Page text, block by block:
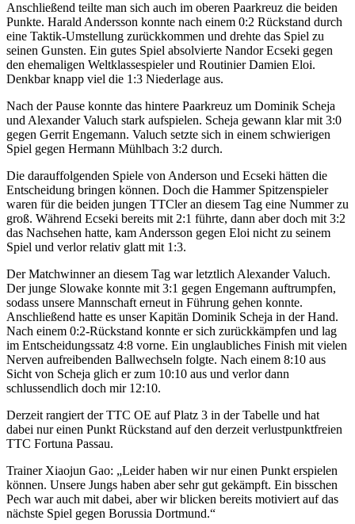
Anschließend teilte man sich auch im oberen Paarkreuz die beiden
Punkte. Harald Andersson konnte nach einem 0:2 Rückstand durch
eine Taktik-Umstellung zurückkommen und drehte das Spiel zu
seinen Gunsten. Ein gutes Spiel absolvierte Nandor Ecseki gegen
den ehemaligen Weltklassespieler und Routinier Damien Eloi.
Denkbar knapp viel die 1:3 Niederlage aus.
Nach der Pause konnte das hintere Paarkreuz um Dominik Scheja
und Alexander Valuch stark aufspielen. Scheja gewann klar mit 3:0
gegen Gerrit Engemann. Valuch setzte sich in einem schwierigen
Spiel gegen Hermann Mühlbach 3:2 durch.
Die darauffolgenden Spiele von Anderson und Ecseki hätten die
Entscheidung bringen können. Doch die Hammer Spitzenspieler
waren für die beiden jungen TTCler an diesem Tag eine Nummer zu
groß. Während Ecseki bereits mit 2:1 führte, dann aber doch mit 3:2
das Nachsehen hatte, kam Andersson gegen Eloi nicht zu seinem
Spiel und verlor relativ glatt mit 1:3.
Der Matchwinner an diesem Tag war letztlich Alexander Valuch.
Der junge Slowake konnte mit 3:1 gegen Engemann auftrumpfen,
sodass unsere Mannschaft erneut in Führung gehen konnte.
Anschließend hatte es unser Kapitän Dominik Scheja in der Hand.
Nach einem 0:2-Rückstand konnte er sich zurückkämpfen und lag
im Entscheidungssatz 4:8 vorne. Ein unglaubliches Finish mit vielen
Nerven aufreibenden Ballwechseln folgte. Nach einem 8:10 aus
Sicht von Scheja glich er zum 10:10 aus und verlor dann
schlussendlich doch mir 12:10.
Derzeit rangiert der TTC OE auf Platz 3 in der Tabelle und hat
dabei nur einen Punkt Rückstand auf den derzeit verlustpunktfreien
TTC Fortuna Passau.
Trainer Xiaojun Gao: „Leider haben wir nur einen Punkt erspielen
können. Unsere Jungs haben aber sehr gut gekämpft. Ein bisschen
Pech war auch mit dabei, aber wir blicken bereits motiviert auf das
nächste Spiel gegen Borussia Dortmund.“